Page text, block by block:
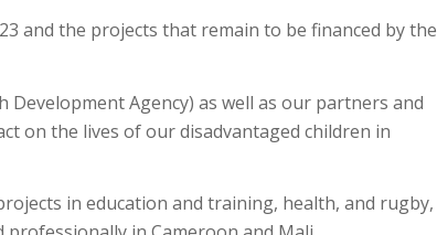
and the projects that remain to be financed by the
Development Agency) as well as our partners and
on the lives of our disadvantaged children in
in education and training, health, and rugby,